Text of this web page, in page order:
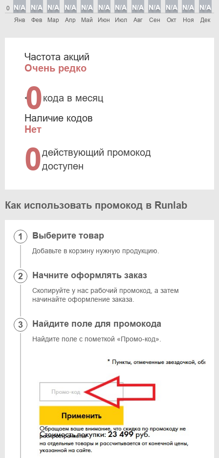
0
Янв
N/A
Фев
N/A
Мар
N/A
Апр
N/A
Май
N/A
Июн
N/A
Июл
N/A
Авг
N/A
Сен
N/A
Окт
N/A
Ноя
N/A
Дек
N/A
Частота акций
Очень редко
<0кода в месяц
Наличие кодов
Нет
0действующий промокод
доступен
Как использовать промокод в Runlab
Выберите товар
Добавьте в корзину нужную продукцию.
Начните оформлять заказ
Скопируйте у нас рабочий промокод, а затем
начинайте оформление заказа.
Найдите поле для промокода
Найдите поле с пометкой «Промо-код».